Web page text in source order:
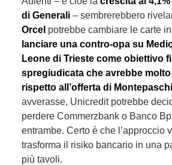
di Generali – sembrerebbero
Orcel potrebbe cambiare le carte
lanciare una contro-opa su
Leone di Trieste come obiettivo
spregiudicata che avrebbe
rispetto all’offerta di
avverasse, Unicredit potrebbe
perdere Commerzbank o Banco
entrambe. Certo è che l’approccio
trasforma il risiko bancario in una
più tavoli.